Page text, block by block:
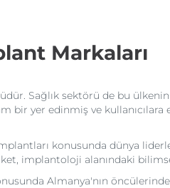
Markaları
Sağlık sektörü de bu
yer edinmiş ve kullanıcılara
konusunda dünya
implantoloji alanındaki
Almanya'nın